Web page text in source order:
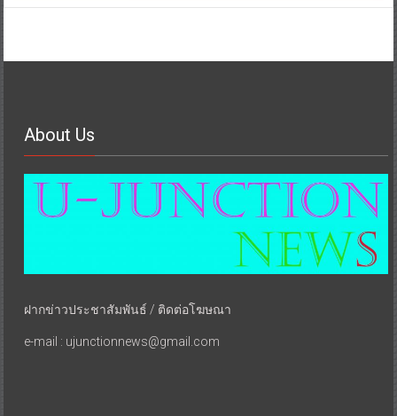
About Us
ฝากข่าวประชาสัมพันธ์ / ติดต่อโฆษณา
e-mail : ujunctionnews@gmail.com